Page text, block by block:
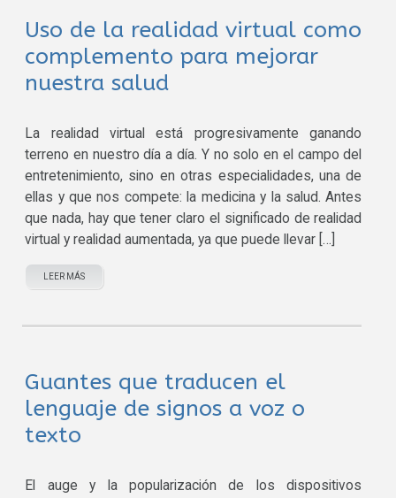
Uso de la realidad virtual como
complemento para mejorar
nuestra salud
La realidad virtual está progresivamente ganando
terreno en nuestro día a día. Y no solo en el campo del
entretenimiento, sino en otras especialidades, una de
ellas y que nos compete: la medicina y la salud. Antes
que nada, hay que tener claro el significado de realidad
virtual y realidad aumentada, ya que puede llevar […]
LEER MÁS
Guantes que traducen el
lenguaje de signos a voz o
texto
El auge y la popularización de los dispositivos